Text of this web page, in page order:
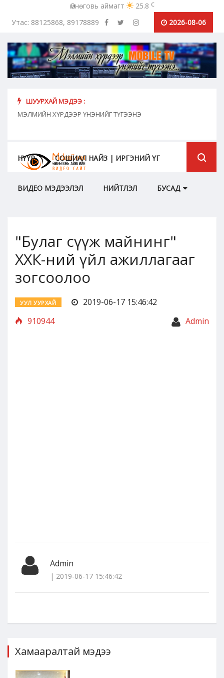
Өмнөговь аймагт 25.8 c
Утас: 88125868, 89178889
2026-08-06
ШУУРХАЙ МЭДЭЭ :
"Сошиал найз" цувралууд 2025 оноос шууд
НҮҮР СОШИАЛ НАЙЗ | ИРГЭНИЙ ҮГ
ВИДЕО МЭДЭЭЛЭЛ НИЙТЛЭЛ БУСАД
"Булаг сүүж майнинг"
ХХК-ний үйл ажиллагааг
зогсоолоо
УУЛ УУРХАЙ
2019-06-17 15:46:42
910944
Admin
Admin
| 2019-06-17 15:46:42
Хамааралтай мэдээ